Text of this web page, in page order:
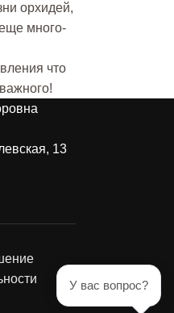
орхидей,
много-
что
13
У вас вопрос?